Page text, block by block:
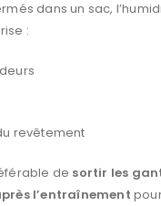
dans un sac,
:
revêtement
de sortir les
l’entraînement